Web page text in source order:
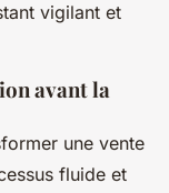
vigilant et
avant la
une vente
fluide et